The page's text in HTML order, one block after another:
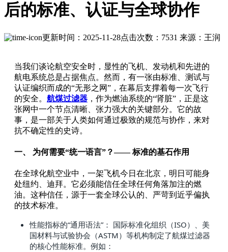
后的标准、认证与全球协作
更新时间：2025-11-28点击次数：7531 来源：王润
当我们谈论航空安全时，显性的飞机、发动机和先进的
航电系统总是占据焦点。然而，有一张由标准、测试与
认证编织而成的“无形之网”，在幕后支撑着每一次飞行
的安全。 航煤过滤器 ，作为燃油系统的“肾脏”，正是这
张网中一个节点清晰、张力强大的关键部分。它的故
事，是一部关于人类如何通过极致的规范与协作，来对
抗不确定性的史诗。
一、 为何需要“统一语言”？—— 标准的基石作用
在全球化航空业中，一架飞机今日在北京，明日可能身
处纽约、迪拜。它必须能信任全球任何角落加注的燃
油。这种信任，源于一套全球公认的、严苛到近乎偏执
的技术标准。
性能指标的“通用语法”： 国际标准化组织（ISO）、美
国材料与试验协会（ASTM）等机构制定了航煤过滤器
的核心性能标准。例如：